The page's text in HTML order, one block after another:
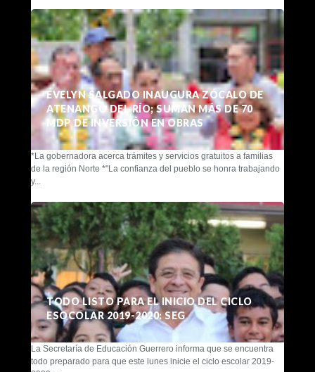
EVELYN SALGADO INAUGURA ZÓCALO DE
ATENANGO DEL RÍO; SUMAN MÁS DE 70
MDP DE INVERSIÓN EN OBRAS
*La gobernadora acerca trámites y servicios gratuitos a familias
de la región Norte *"La confianza del pueblo se honra trabajando
y...
TODO LISTO PARA EL INICIO DEL CICLO
ESOCOLAR 2019-2020: SEG
La Secretaría de Educación Guerrero informa que se encuentra
todo preparado para que este lunes inicie el ciclo escolar 2019-